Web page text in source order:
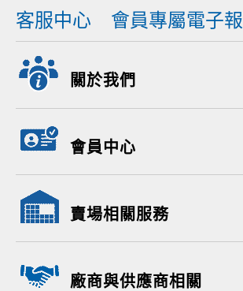
客服中心 會員專屬電子報
關於我們
會員中心
賣場相關服務
廠商與供應商相關